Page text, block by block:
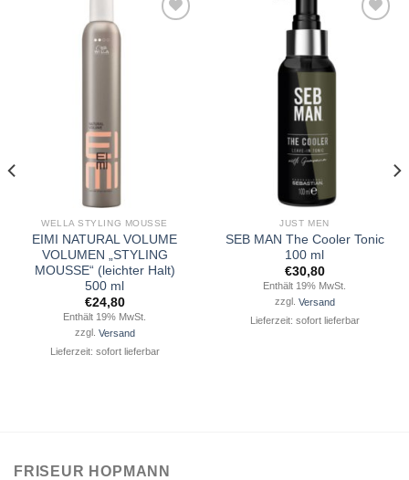
WELLA STYLING MOUSSE
EIMI NATURAL VOLUME
VOLUMEN „STYLING
MOUSSE“ (leichter Halt)
500 ml
€24,80
Enthält 19% MwSt.
zzgl. Versand
Lieferzeit: sofort lieferbar
Wunschliste
JUST MEN
SEB MAN The Cooler Tonic
100 ml
€30,80
Enthält 19% MwSt.
zzgl. Versand
Lieferzeit: sofort lieferbar
FRISEUR HOPMANN